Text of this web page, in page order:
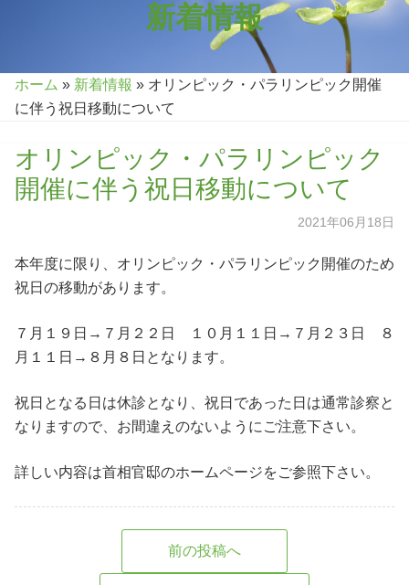
新着情報
ホーム » 新着情報 » オリンピック・パラリンピック開催
に伴う祝日移動について
オリンピック・パラリンピック
開催に伴う祝日移動について
2021年06月18日
本年度に限り、オリンピック・パラリンピック開催のため
祝日の移動があります。
７月１９日→７月２２日 １０月１１日→７月２３日 ８
月１１日→８月８日となります。
祝日となる日は休診となり、祝日であった日は通常診察と
なりますので、お間違えのないようにご注意下さい。
詳しい内容は首相官邸のホームページをご参照下さい。
前の投稿へ